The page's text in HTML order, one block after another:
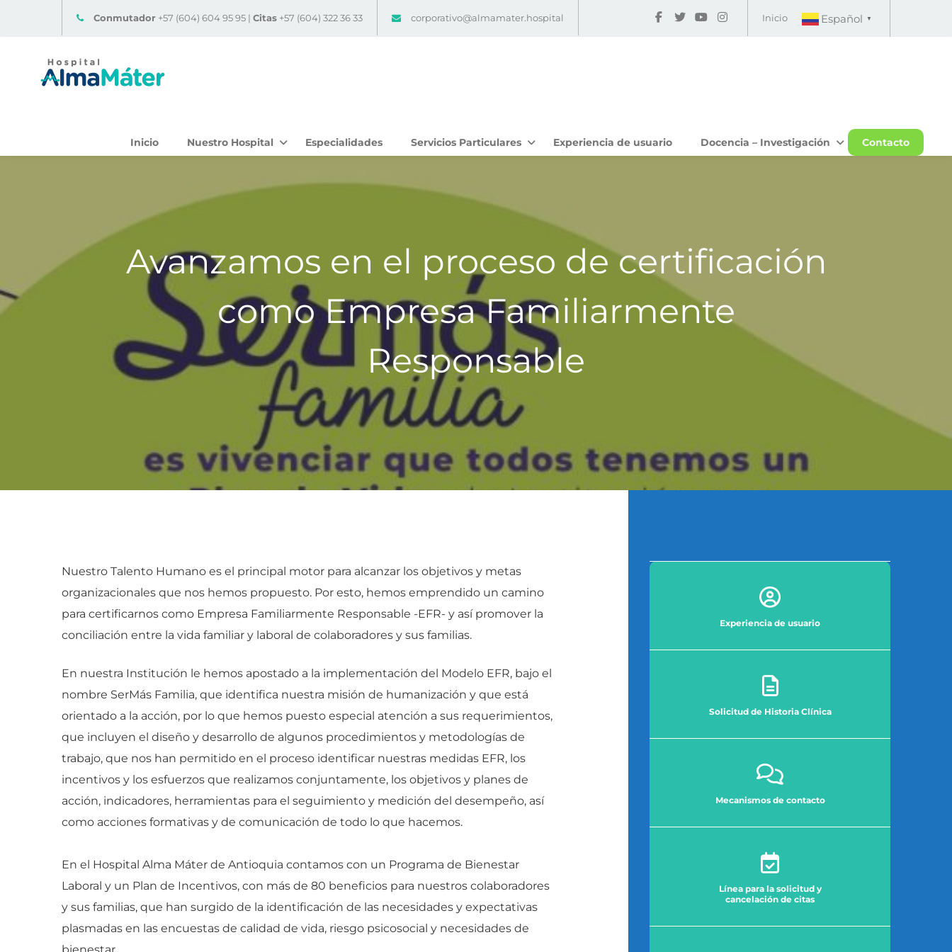
Conmutador +57 (604) 604 95 95 | Citas +57 (604) 322 36 33 corporativo@almamater.hospital Inicio Español ▼
Inicio Nuestro Hospital Especialidades Servicios Particulares Experiencia de usuario Docencia – Investigación Contacto
Avanzamos en el proceso de certificación
como Empresa Familiarmente
Responsable
Nuestro Talento Humano es el principal motor para alcanzar los objetivos y metas
organizacionales que nos hemos propuesto. Por esto, hemos emprendido un camino
para certificarnos como Empresa Familiarmente Responsable -EFR- y así promover la
conciliación entre la vida familiar y laboral de colaboradores y sus familias.
En nuestra Institución le hemos apostado a la implementación del Modelo EFR, bajo el
nombre SerMás Familia, que identifica nuestra misión de humanización y que está
orientado a la acción, por lo que hemos puesto especial atención a sus requerimientos,
que incluyen el diseño y desarrollo de algunos procedimientos y metodologías de
trabajo, que nos han permitido en el proceso identificar nuestras medidas EFR, los
incentivos y los esfuerzos que realizamos conjuntamente, los objetivos y planes de
acción, indicadores, herramientas para el seguimiento y medición del desempeño, así
como acciones formativas y de comunicación de todo lo que hacemos.
En el Hospital Alma Máter de Antioquia contamos con un Programa de Bienestar
Laboral y un Plan de Incentivos, con más de 80 beneficios para nuestros colaboradores
y sus familias, que han surgido de la identificación de las necesidades y expectativas
plasmadas en las encuestas de calidad de vida, riesgo psicosocial y necesidades de
Experiencia de usuario
Solicitud de Historia Clínica
Mecanismos de contacto
Línea para la solicitud y
cancelación de citas